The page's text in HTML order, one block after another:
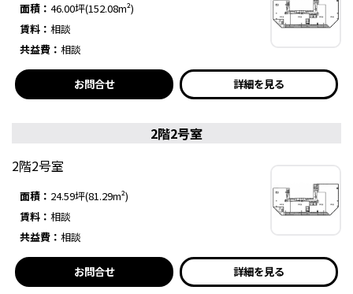
面積： 46.00坪(152.08m²)
賃料： 相談
共益費： 相談
お問合せ 詳細を見る
2階2号室
2階2号室
面積： 24.59坪(81.29m²)
賃料： 相談
共益費： 相談
お問合せ 詳細を見る